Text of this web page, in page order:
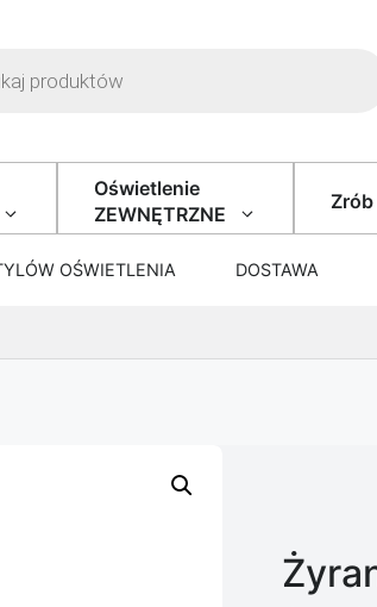
Oświetlenie
ZEWNĘTRZNE
Zrób
OŚWIETLENIA DOSTAWA